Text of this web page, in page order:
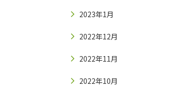
2023年1月
2022年12月
2022年11月
2022年10月